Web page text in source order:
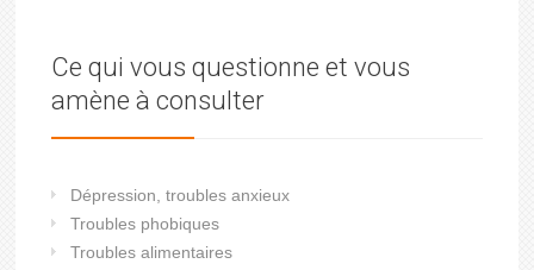
Ce qui vous questionne et vous
amène à consulter
Dépression, troubles anxieux
Troubles phobiques
Troubles alimentaires